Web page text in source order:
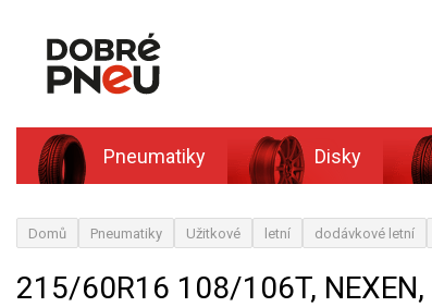
Pneumatiky Disky
Domů Pneumatiky Užitkové letní dodávkové letní
215/60R16 108/106T, NEXEN,